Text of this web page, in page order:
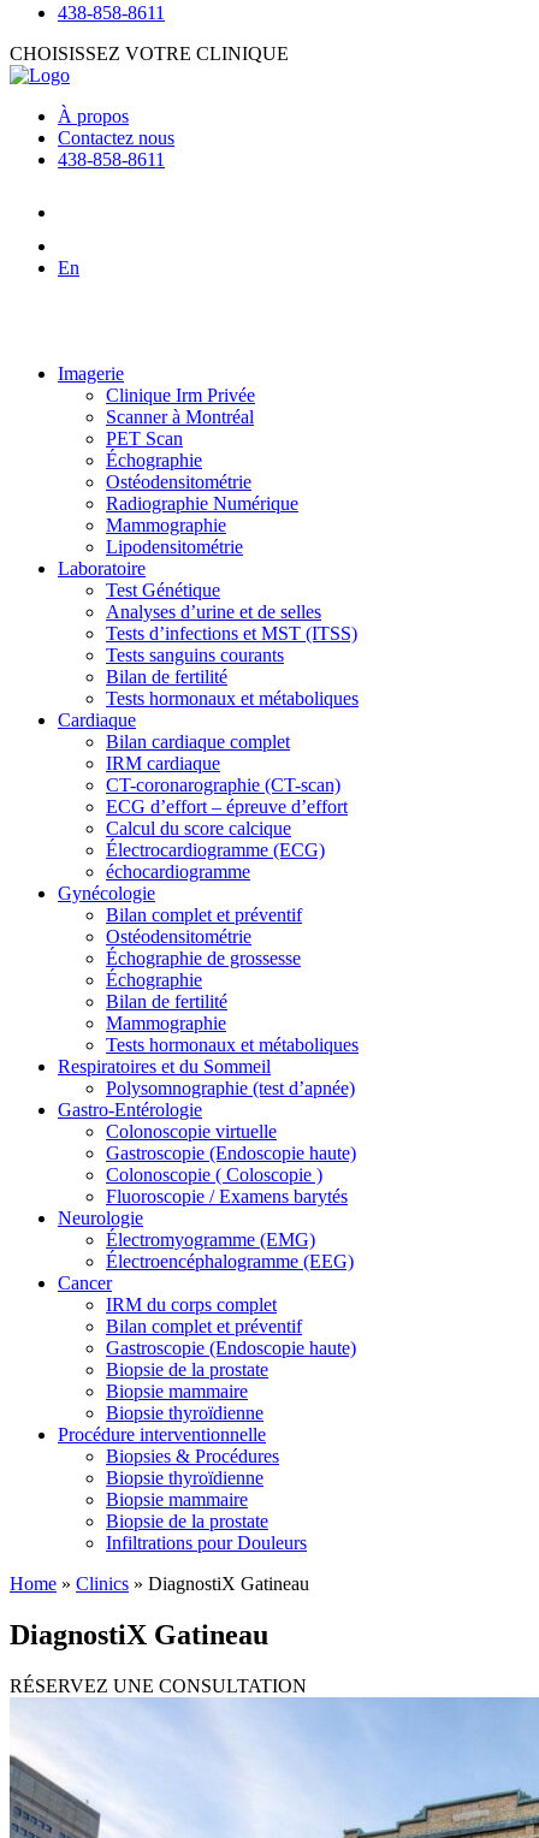
438-858-8611
CHOISISSEZ VOTRE CLINIQUE
À propos
Contactez nous
438-858-8611
En
Imagerie
Clinique Irm Privée
Scanner à Montréal
PET Scan
Échographie
Ostéodensitométrie
Radiographie Numérique
Mammographie
Lipodensitométrie
Laboratoire
Test Génétique
Analyses d’urine et de selles
Tests d’infections et MST (ITSS)
Tests sanguins courants
Bilan de fertilité
Tests hormonaux et métaboliques
Cardiaque
Bilan cardiaque complet
IRM cardiaque
CT-coronarographie (CT-scan)
ECG d’effort – épreuve d’effort
Calcul du score calcique
Électrocardiogramme (ECG)
échocardiogramme
Gynécologie
Bilan complet et préventif
Ostéodensitométrie
Échographie de grossesse
Échographie
Bilan de fertilité
Mammographie
Tests hormonaux et métaboliques
Respiratoires et du Sommeil
Polysomnographie (test d’apnée)
Gastro-Entérologie
Colonoscopie virtuelle
Gastroscopie (Endoscopie haute)
Colonoscopie ( Coloscopie )
Fluoroscopie / Examens barytés
Neurologie
Électromyogramme (EMG)
Électroencéphalogramme (EEG)
Cancer
IRM du corps complet
Bilan complet et préventif
Gastroscopie (Endoscopie haute)
Biopsie de la prostate
Biopsie mammaire
Biopsie thyroïdienne
Procédure interventionnelle
Biopsies & Procédures
Biopsie thyroïdienne
Biopsie mammaire
Biopsie de la prostate
Infiltrations pour Douleurs
Home » Clinics » DiagnostiX Gatineau
DiagnostiX Gatineau
RÉSERVEZ UNE CONSULTATION